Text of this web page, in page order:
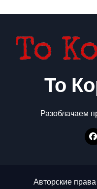
То
Разоблачаем
Авторские